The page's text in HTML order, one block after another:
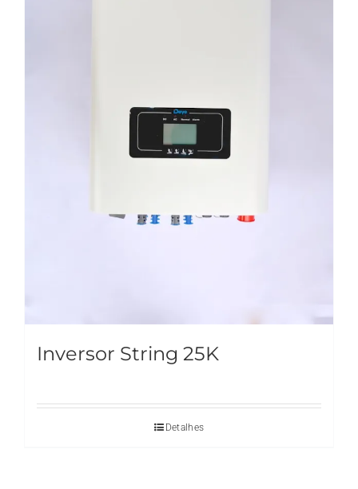
Inversor String 25K
Detalhes